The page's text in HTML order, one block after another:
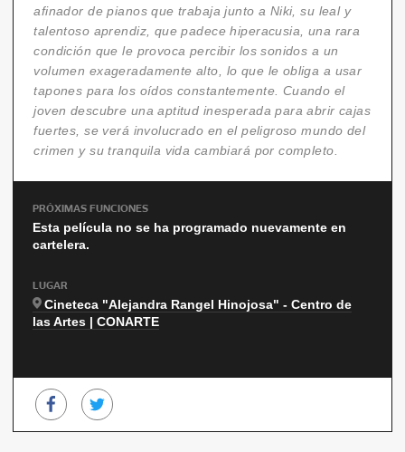
afinador de pianos que trabaja junto a Niki, su leal y
talentoso aprendiz, que padece hiperacusia, una rara
condición que le provoca percibir los sonidos a un
volumen exageradamente alto, lo que le obliga a usar
tapones para los oídos constantemente. Cuando el
joven descubre una aptitud inesperada para abrir cajas
fuertes, se verá involucrado en el peligroso mundo del
crimen y su tranquila vida cambiará por completo.
PRÓXIMAS FUNCIONES
Esta película no se ha programado nuevamente en
cartelera.
LUGAR
Cineteca "Alejandra Rangel Hinojosa" - Centro de
las Artes | CONARTE